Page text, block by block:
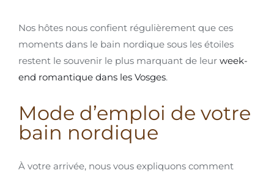
Nos hôtes nous confient régulièrement que ces
moments dans le bain nordique sous les étoiles
restent le souvenir le plus marquant de leur week-
end romantique dans les Vosges.
Mode d’emploi de votre
bain nordique
À votre arrivée, nous vous expliquons comment